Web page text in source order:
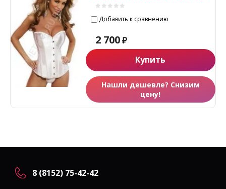
Добавить к сравнению
2 700₽
Купить
Нашли дешевле? Снизим
цену!
8 (8152) 75-42-42